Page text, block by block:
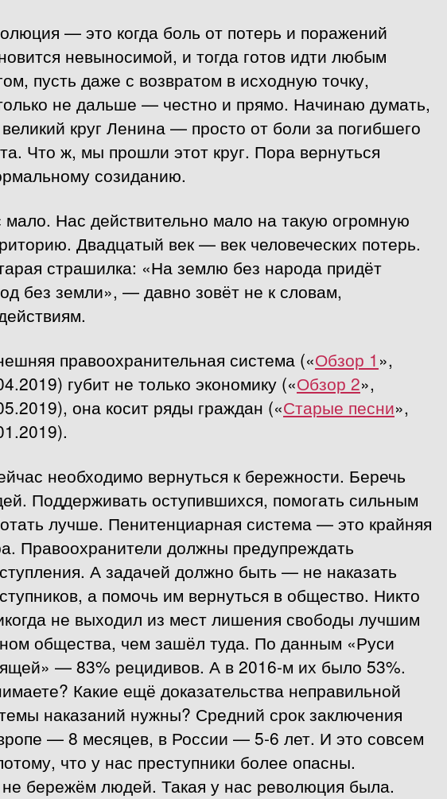
— это когда боль от потерь и поражений
невыносимой, и тогда готов идти любым
пусть даже с возвратом в исходную точку,
не дальше — честно и прямо. Начинаю думать,
круг Ленина — просто от боли за погибшего
Что ж, мы прошли этот круг. Пора вернуться
созиданию.
мало. Нас действительно мало на такую огромную
Двадцатый век — век человеческих потерь.
страшилка: «На землю без народа придёт
без земли», — давно зовёт не к словам,
правоохранительная система («Обзор 1 »,
губит не только экономику («Обзор 2»,
она косит ряды граждан («Старые песни»,
необходимо вернуться к бережности. Беречь
Поддерживать оступившихся, помогать сильным
лучше. Пенитенциарная система — это крайняя
Правоохранители должны предупреждать
А задачей должно быть — не наказать
а помочь им вернуться в общество. Никто
не выходил из мест лишения свободы лучшим
общества, чем зашёл туда. По данным «Руси
— 83% рецидивов. А в 2016-м их было 53%.
Какие ещё доказательства неправильной
наказаний нужны? Средний срок заключения
— 8 месяцев, в России — 5-6 лет. И это совсем
что у нас преступники более опасны.
бережём людей. Такая у нас революция была.